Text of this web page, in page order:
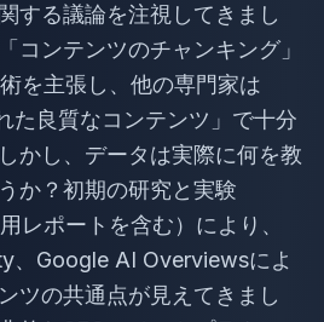
する議論を注視してきまし
コンテンツのチャンキング」
を主張し、他の専門家は
た良質なコンテンツ」で十分
かし、データは実際に何を教
か？初期の研究と実験
レポートを含む）により、
、Google AI Overviewsによ
ツの共通点が見えてきまし